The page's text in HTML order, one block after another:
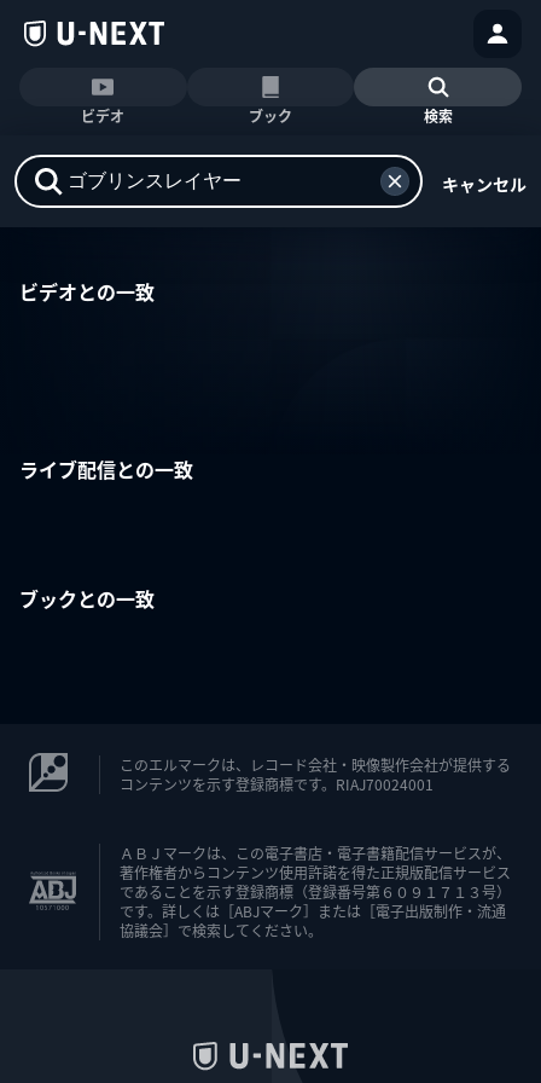
ビデオ ブック 検索
キャンセル
ビデオとの一致
ライブ配信との一致
ブックとの一致
このエルマークは、レコード会社・映像製作会社が提供する
コンテンツを示す登録商標です。RIAJ70024001
ＡＢＪマークは、この電子書店・電子書籍配信サービスが、
著作権者からコンテンツ使用許諾を得た正規版配信サービス
であることを示す登録商標（登録番号第６０９１７１３号）
です。詳しくは［ABJマーク］または［電子出版制作・流通
協議会］で検索してください。